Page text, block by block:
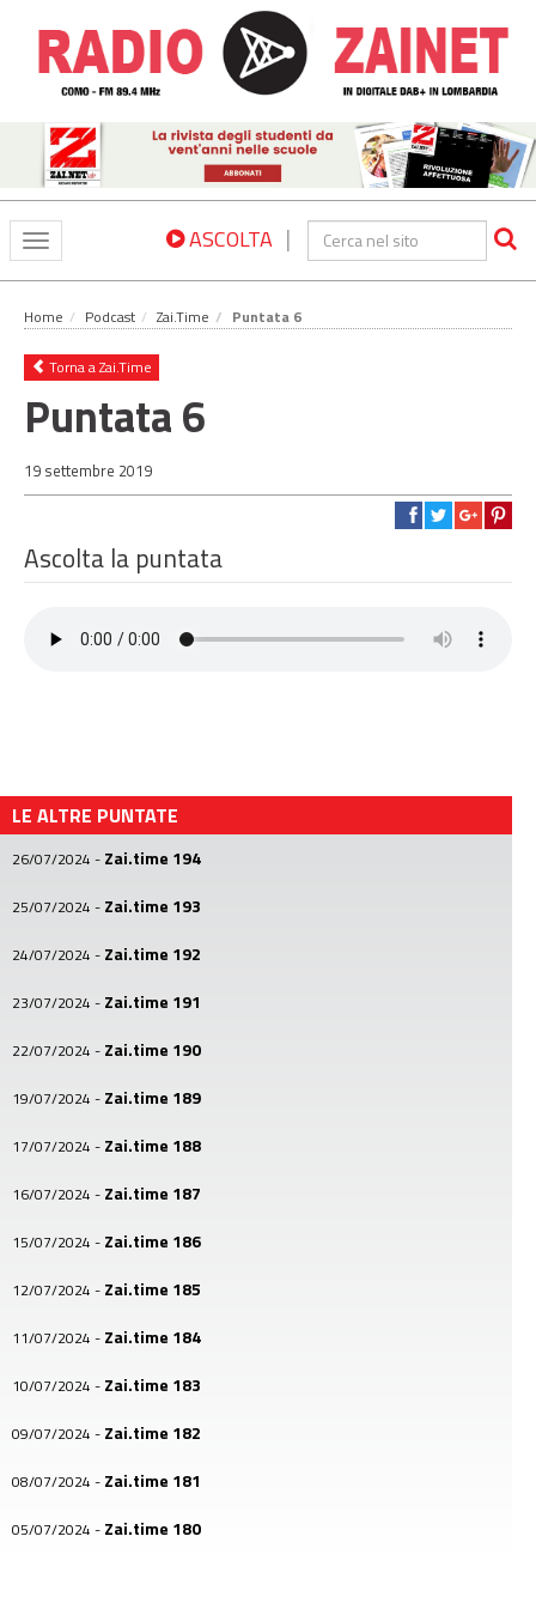
Toggle
navigation
ASCOLTA |
Home Podcast Zai.Time Puntata 6
Torna a Zai.Time
Puntata 6
19 settembre 2019
Ascolta la puntata
LE ALTRE PUNTATE
26/07/2024 - Zai.time 194
25/07/2024 - Zai.time 193
24/07/2024 - Zai.time 192
23/07/2024 - Zai.time 191
22/07/2024 - Zai.time 190
19/07/2024 - Zai.time 189
17/07/2024 - Zai.time 188
16/07/2024 - Zai.time 187
15/07/2024 - Zai.time 186
12/07/2024 - Zai.time 185
11/07/2024 - Zai.time 184
10/07/2024 - Zai.time 183
09/07/2024 - Zai.time 182
08/07/2024 - Zai.time 181
05/07/2024 - Zai.time 180